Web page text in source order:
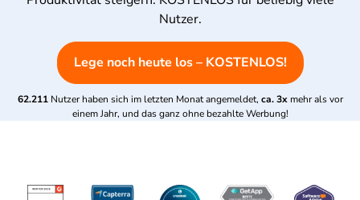
Nutzer.
Lege noch heute los – KOSTENLOS!
62.211 Nutzer haben sich im letzten Monat angemeldet, ca. 3x mehr als vor
einem Jahr, und das ganz ohne bezahlte Werbung!